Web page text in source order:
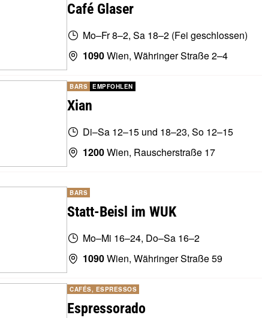
Café Glaser
Mo–Fr 8–2, Sa 18–2 (Fei geschlossen)
1090Wien, Währinger Straße 2–4
BARS EMPFOHLEN
Xian
Di–Sa 12–15 und 18–23, So 12–15
1200Wien, Rauscherstraße 17
BARS
Statt-Beisl im WUK
Mo–Mi 16–24, Do–Sa 16–2
1090Wien, Währinger Straße 59
CAFÉS, ESPRESSOS
Espressorado